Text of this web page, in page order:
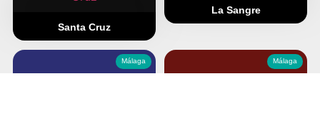
Santa Cruz
La Sangre
Málaga Málaga